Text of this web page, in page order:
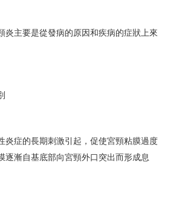
炎主要是從發病的原因和疾病的症狀上來
炎症的長期刺激引起，促使宮頸粘膜過度
逐漸自基底部向宮頸外口突出而形成息